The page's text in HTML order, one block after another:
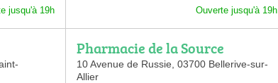
jusqu'à 19h Ouverte jusqu'à 19h
Pharmacie de la Source
10 Avenue de Russie,03700 Bellerive-sur-
Allier